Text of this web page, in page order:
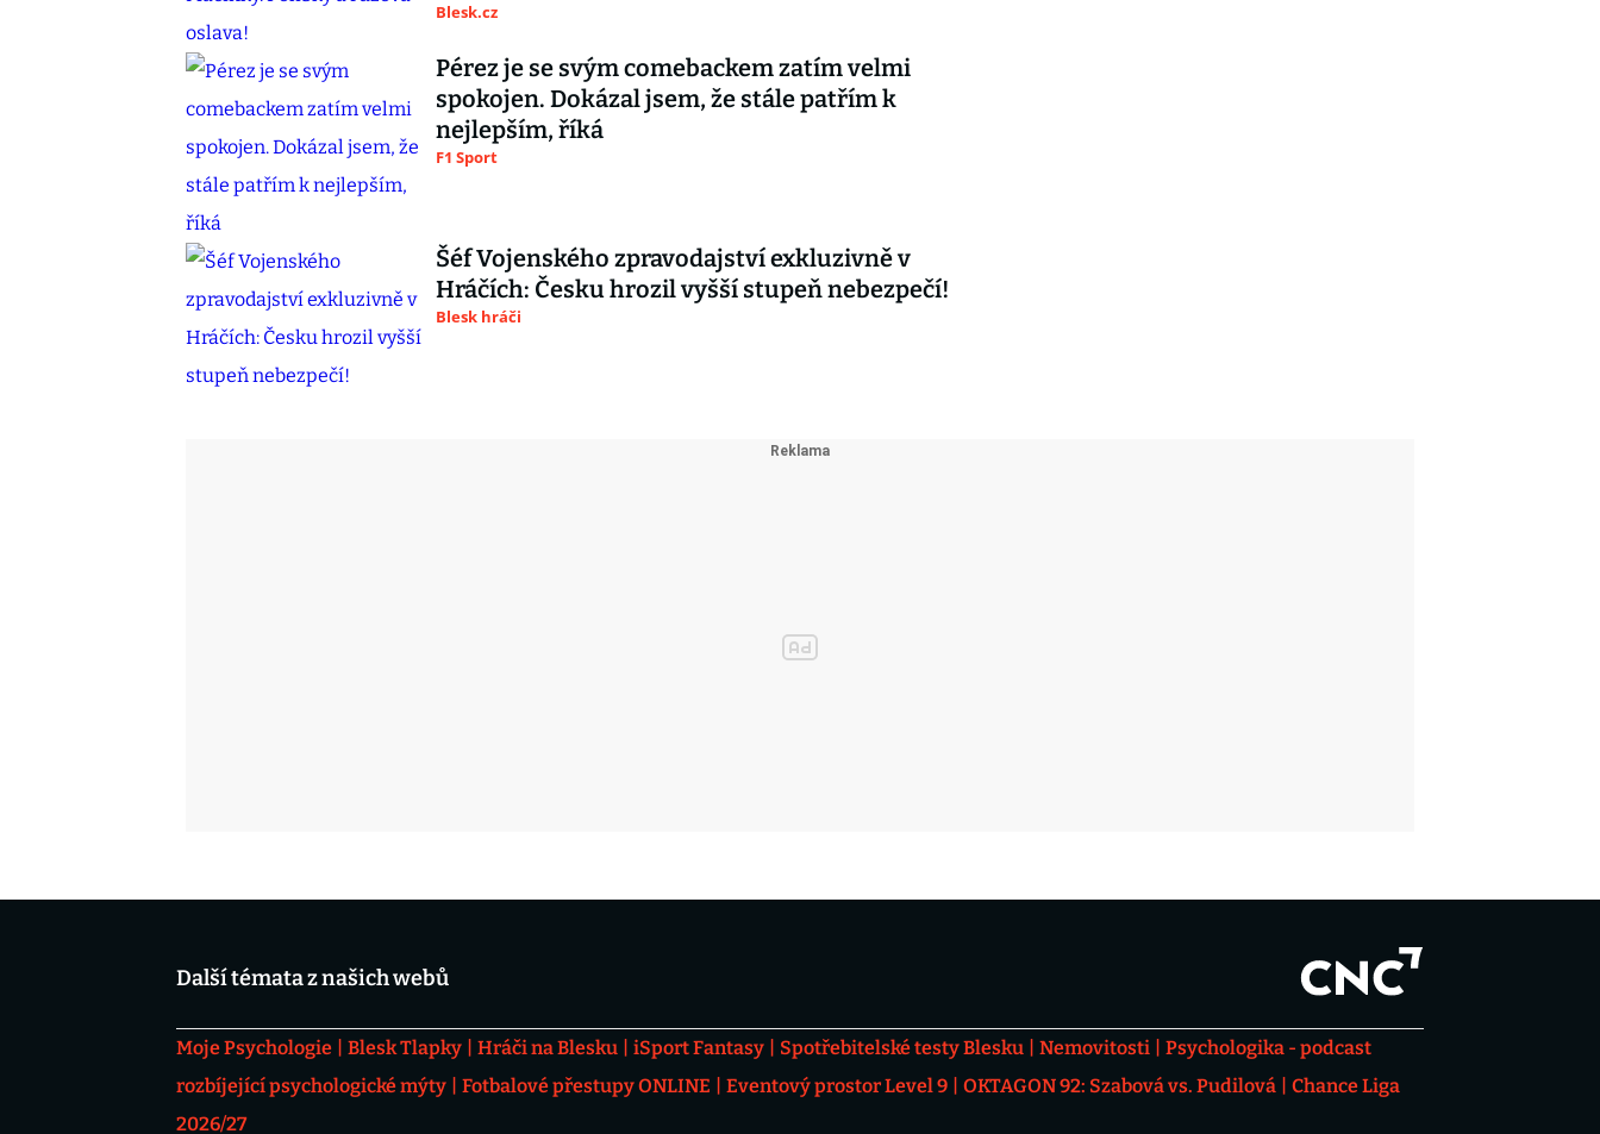
Blesk.cz
Pérez je se svým comebackem zatím velmi
spokojen. Dokázal jsem, že stále patřím k
nejlepším, říká
F1 Sport
Šéf Vojenského zpravodajství exkluzivně v
Hráčích: Česku hrozil vyšší stupeň nebezpečí!
Blesk hráči
Další témata z našich webů
Moje Psychologie Blesk Tlapky Hráči na Blesku iSport Fantasy Spotřebitelské testy Blesku Nemovitosti
Psychologika - podcast
rozbíjející psychologické mýty
Fotbalové přestupy ONLINE Eventový prostor Level 9 OKTAGON 92: Szabová vs. Pudilová
Chance Liga
2026/27